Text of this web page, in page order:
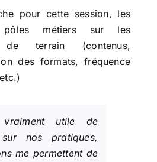
pour cette session, les
pôles métiers sur les
de terrain (contenus,
des formats, fréquence
utile de
nos pratiques,
me permettent de